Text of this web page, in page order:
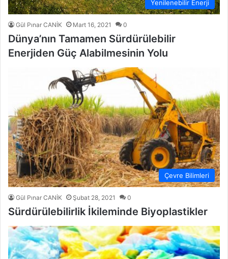
Yenilenebilir Enerji
Gül Pınar CANİK Mart 16, 2021 0
Dünya’nın Tamamen Sürdürülebilir
Enerjiden Güç Alabilmesinin Yolu
Çevre Bilimleri
Gül Pınar CANİK Şubat 28, 2021 0
Sürdürülebilirlik İkileminde Biyoplastikler